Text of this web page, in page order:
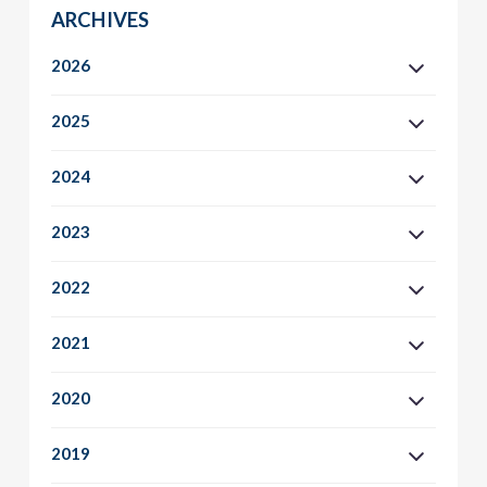
ARCHIVES
2026
2025
2024
2023
2022
2021
2020
2019